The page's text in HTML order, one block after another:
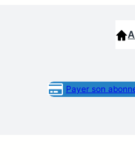
Payer son